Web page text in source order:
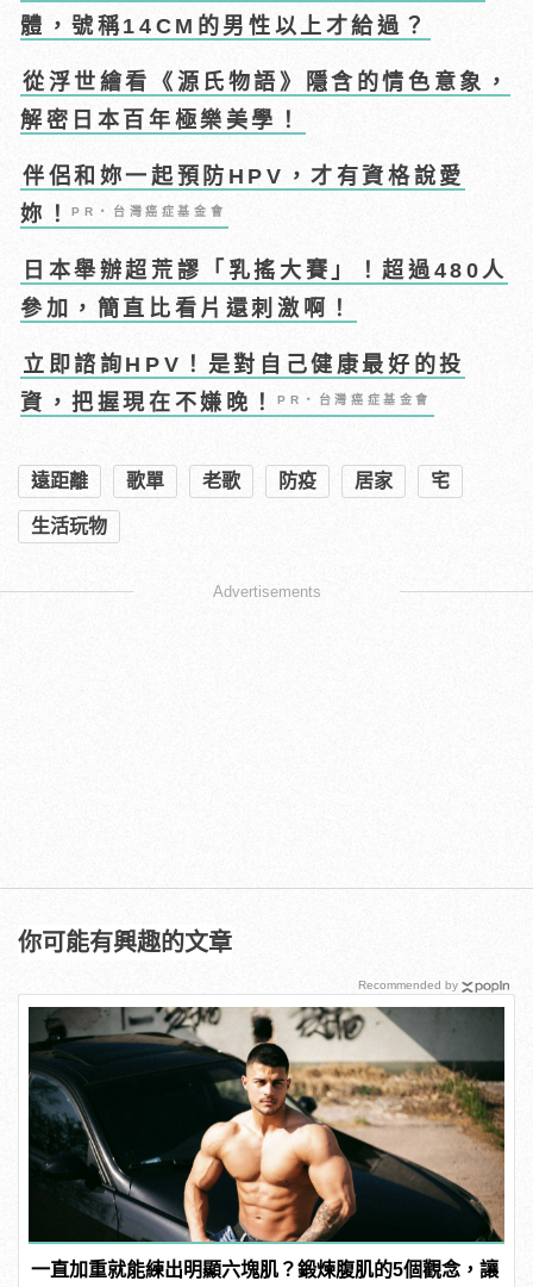
體，號稱14CM的男性以上才給過？
從浮世繪看《源氏物語》隱含的情色意象，
解密日本百年極樂美學！
伴侶和妳一起預防HPV，才有資格說愛
妳！PR・台灣癌症基金會
日本舉辦超荒謬「乳搖大賽」！超過480人
參加，簡直比看片還刺激啊！
立即諮詢HPV！是對自己健康最好的投
資，把握現在不嫌晚！PR・台灣癌症基金會
遠距離 歌單 老歌 防疫 居家 宅
生活玩物
Advertisements
你可能有興趣的文章
一直加重就能練出明顯六塊肌？鍛煉腹肌的5個觀念，讓
Recommended by